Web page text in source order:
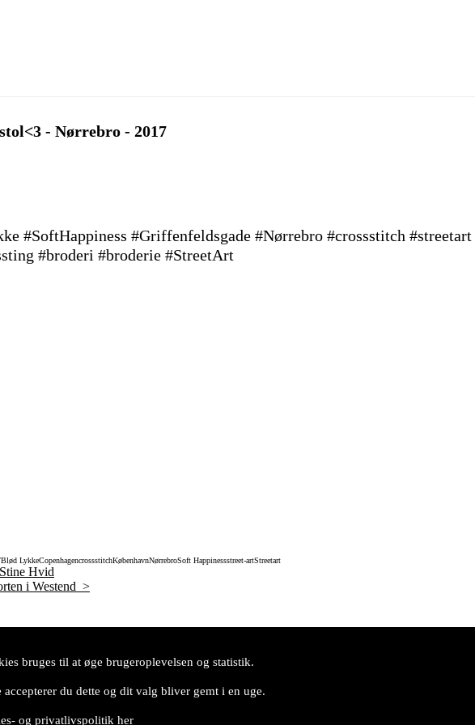
- Nørrebro - 2017
#SoftHappiness #Griffenfeldsgade #Nørrebro #crossstitch
#broderi #broderie #StreetArt
Blød LykkeCopenhagencrossstitchKøbenhavnNørrebroSoft Happinessstreet-artStreetart
Hvid
i Westend >
bruges til at øge brugeroplevelsen og statistik.
du dette og dit valg bliver gemt i en uge.
og privatlivspolitik her